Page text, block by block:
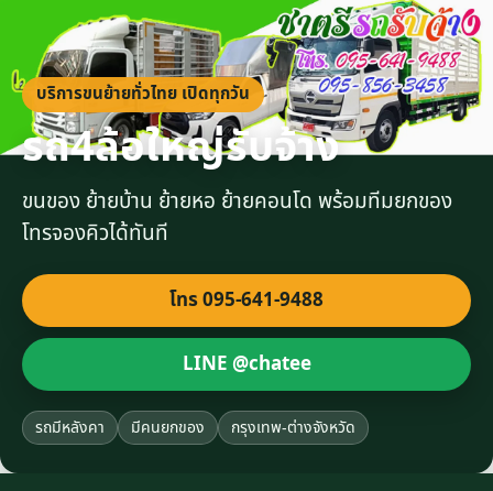
บริการขนย้ายทั่วไทย เปิดทุกวัน
รถ4ล้อใหญ่รับจ้าง
ขนของ ย้ายบ้าน ย้ายหอ ย้ายคอนโด พร้อมทีมยกของ
โทรจองคิวได้ทันที
โทร 095-641-9488
LINE @chatee
รถมีหลังคา มีคนยกของ กรุงเทพ-ต่างจังหวัด